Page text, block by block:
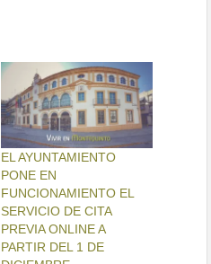
EL AYUNTAMIENTO
PONE EN
FUNCIONAMIENTO EL
SERVICIO DE CITA
PREVIA ONLINE A
PARTIR DEL 1 DE